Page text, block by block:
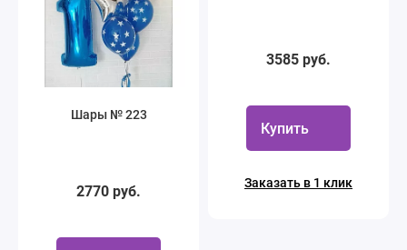
Шары № 223
2770 руб.
3585 руб.
Купить
Заказать в 1 клик